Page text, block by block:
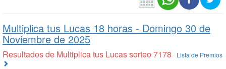
Multiplica tus Lucas 18 horas - Domingo 30 de
Noviembre de 2025
Resultados de Multiplica tus Lucas sorteo 7178 Lista de Premios